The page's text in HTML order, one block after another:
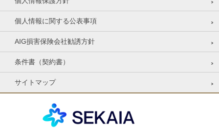
個人情報に関する公表事項
AIG損害保険会社勧誘方針
条件書（契約書）
サイトマップ